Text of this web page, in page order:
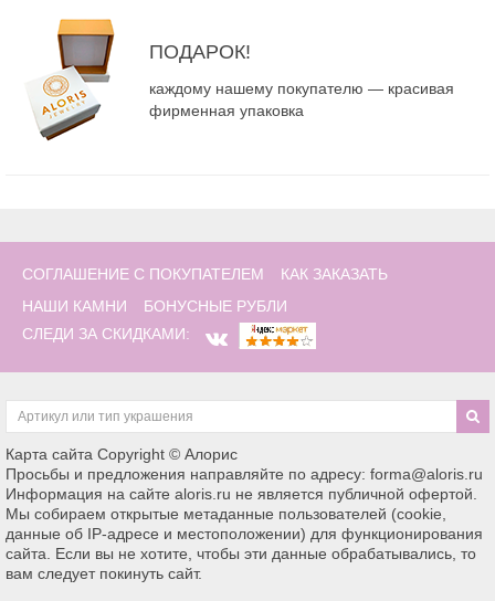
ПОДАРОК!
каждому нашему покупателю — красивая
фирменная упаковка
СОГЛАШЕНИЕ С ПОКУПАТЕЛЕМ
КАК ЗАКАЗАТЬ
НАШИ КАМНИ
БОНУСНЫЕ РУБЛИ
СЛЕДИ ЗА СКИДКАМИ:
Карта сайта Copyright © Алорис
Просьбы и предложения направляйте по адресу: forma@aloris.ru
Информация на сайте aloris.ru не является публичной офертой.
Мы собираем открытые метаданные пользователей (cookie,
данные об IP-адресе и местоположении) для функционирования
сайта. Если вы не хотите, чтобы эти данные обрабатывались, то
вам следует покинуть сайт.